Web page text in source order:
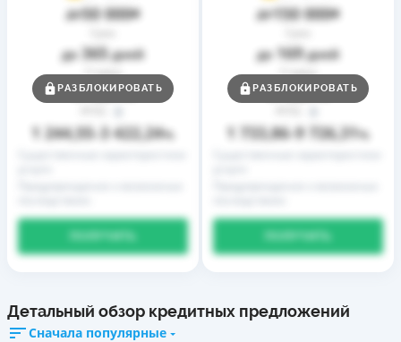
до50 000₴
до 365дней
Ставка
от0,01%
1 244,55– 3 422,24%
РАЗБЛОКИРОВАТЬ
до150 000₴
до 169дней
Ставка
от0,01%
1 733,86– 9 726,31%
РАЗБЛОКИРОВАТЬ
Детальный обзор кредитных предложений
Сначала популярные